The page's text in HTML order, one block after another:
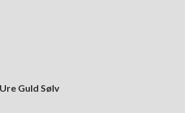
Ure Guld Sølv